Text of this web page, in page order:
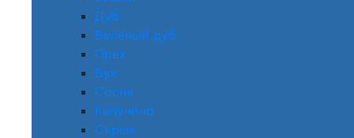
Дуб
Беленый дуб
Орех
Бук
Сосна
Капучино
Серые